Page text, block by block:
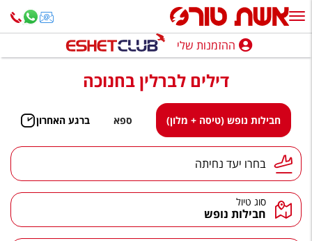
ההזמנות שלי
חופשה לפי סגנון
מלונות באילת
טיולים מאורגנים
סגנונות טיול
ההזמנות שלי
דילים לברלין בחנוכה
חבילות נופש (טיסה + מלון) ספא ברגע האחרון
יעד נחיתהבחרו יעד נחיתה
סוג טיול
חבילות נופש